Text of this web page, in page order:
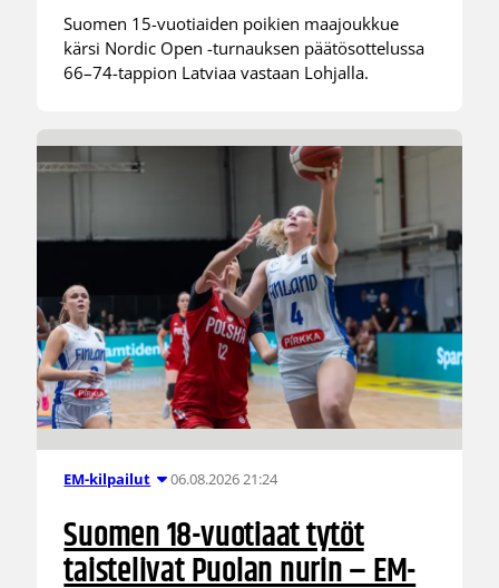
Suomen 15-vuotiaiden poikien maajoukkue
kärsi Nordic Open -turnauksen päätösottelussa
66–74-tappion Latviaa vastaan Lohjalla.
EM-kilpailut 06.08.2026 21:24
Suomen 18-vuotiaat tytöt
taistelivat Puolan nurin – EM-